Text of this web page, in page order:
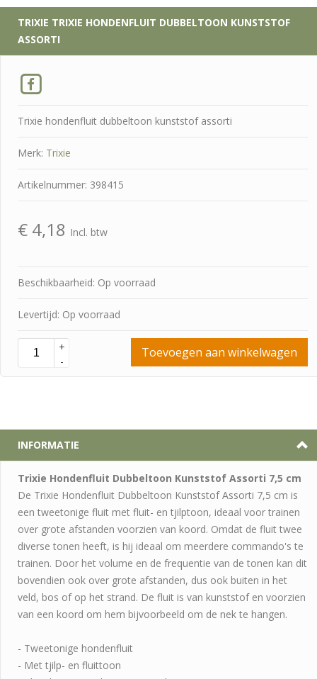
TRIXIE TRIXIE HONDENFLUIT DUBBELTOON KUNSTSTOF
ASSORTI
Trixie hondenfluit dubbeltoon kunststof assorti
Merk: Trixie
Artikelnummer: 398415
€ 4,18 Incl. btw
Beschikbaarheid: Op voorraad
Levertijd: Op voorraad
+
-
Toevoegen aan winkelwagen
INFORMATIE
Trixie Hondenfluit Dubbeltoon Kunststof Assorti 7,5 cm
De Trixie Hondenfluit Dubbeltoon Kunststof Assorti 7,5 cm is
een tweetonige fluit met fluit- en tjilptoon, ideaal voor trainen
over grote afstanden voorzien van koord. Omdat de fluit twee
diverse tonen heeft, is hij ideaal om meerdere commando's te
trainen. Door het volume en de frequentie van de tonen kan dit
bovendien ook over grote afstanden, dus ook buiten in het
veld, bos of op het strand. De fluit is van kunststof en voorzien
van een koord om hem bijvoorbeeld om de nek te hangen.
- Tweetonige hondenfluit
- Met tjilp- en fluittoon